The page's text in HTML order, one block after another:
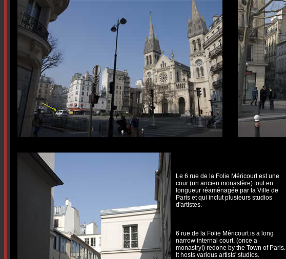
Le 6 rue de la Folie Méricourt est une
cour (un ancien monastère) tout en
longueur réaménagée par la Ville de
Paris et qui inclut plusieurs studios
d'artistes.
6 rue de la Folie Méricourt is a long
narrow internal court, (once a
monastry!) redone by the Town of Paris.
It hosts various artists' studios.